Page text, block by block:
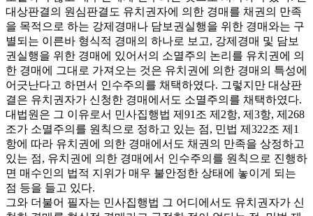
대상판결의 원심판결도 유치권자에 의한 경매를 채권의 만족
을 목적으로 하는 강제경매나 담보권실행을 위한 경매와는 구
별되는 이른바 형식적 경매의 하나로 보고, 강제경매 및 담보
권실행을 위한 경매에 있어서의 소멸주의 논리를 유치권에 의
한 경매에 그대로 가져오는 것은 유치권에 의한 경매의 특성에
어긋난다고 하면서 인수주의를 채택하였다. 그렇지만 대상판
결은 유치권자가 신청한 경매에서도 소멸주의를 채택하였다.
대법원은 그 이유로서 민사집행법 제91조 제2항, 제3항, 제268
조가 소멸주의를 원칙으로 정하고 있는 점, 민법 제322조 제1
항에 따라 유치권에 의한 경매에서도 채권의 만족을 상정하고
있는 점, 유치권에 의한 경매에서 인수주의를 원칙으로 진행하
면 매수인의 법적 지위가 매우 불안정한 상태에 놓이게 되는
점 등을 들고 있다.
그와 더불어 필자는 민사집행법 그 어디에서도 유치권자가 신